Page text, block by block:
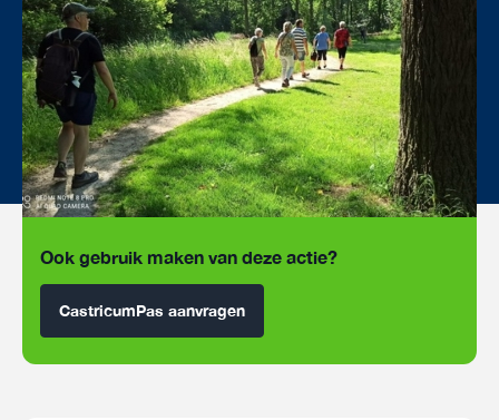
Ook gebruik maken van deze actie?
CastricumPas aanvragen